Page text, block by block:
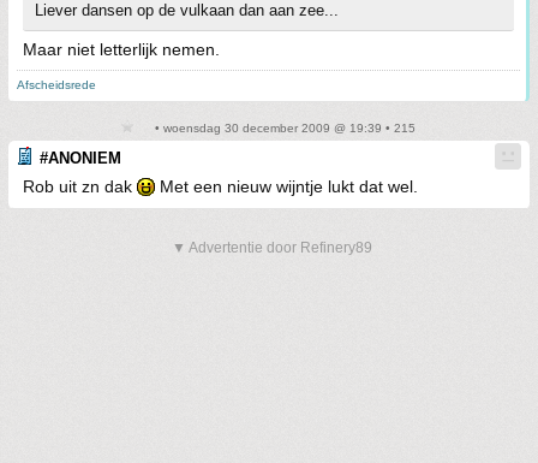
Liever dansen op de vulkaan dan aan zee...
Maar niet letterlijk nemen.
Afscheidsrede
• woensdag 30 december 2009 @ 19:39 • 215
#ANONIEM
Rob uit zn dak Met een nieuw wijntje lukt dat wel.
▼ Advertentie door Refinery89